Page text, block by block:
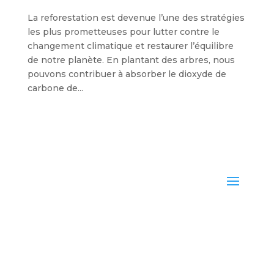
La reforestation est devenue l’une des stratégies
les plus prometteuses pour lutter contre le
changement climatique et restaurer l’équilibre
de notre planète. En plantant des arbres, nous
pouvons contribuer à absorber le dioxyde de
carbone de...